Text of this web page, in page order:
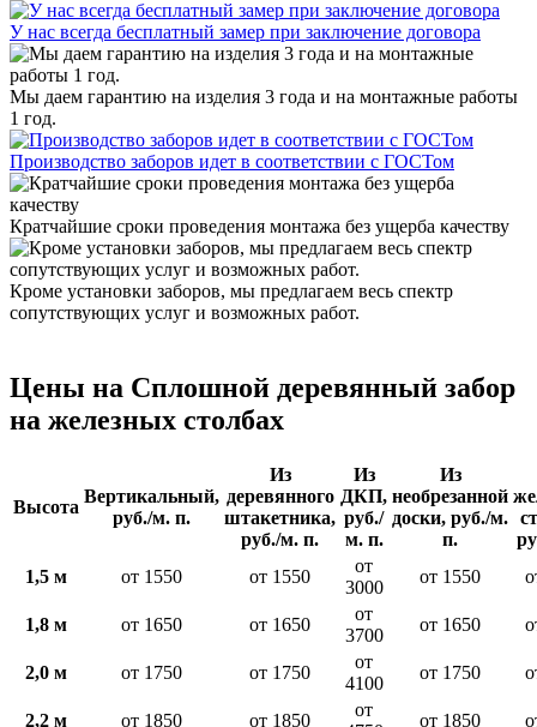
У нас всегда бесплатный замер при заключение договора
Мы даем гарантию на изделия 3 года и на монтажные работы
1 год.
Производство заборов идет в соответствии с ГОСТом
Кратчайшие сроки проведения монтажа без ущерба качеству
Кроме установки заборов, мы предлагаем весь спектр
сопутствующих услуг и возможных работ.
Цены на Сплошной деревянный забор
на железных столбах
Высота
Вертикальный,
руб./м. п.
Из
деревянного
штакетника,
руб./м. п.
Из
ДКП,
руб./
м. п.
Из
необрезанной
доски, руб./м.
п.
1,5 м
от 1550 от 1550
от
3000
от 1550
1,8 м от 1650 от 1650
от
3700
от 1650
2,0 м от 1750 от 1750
от
4100
от 1750
2,2 м от 1850 от 1850
от
от 1850